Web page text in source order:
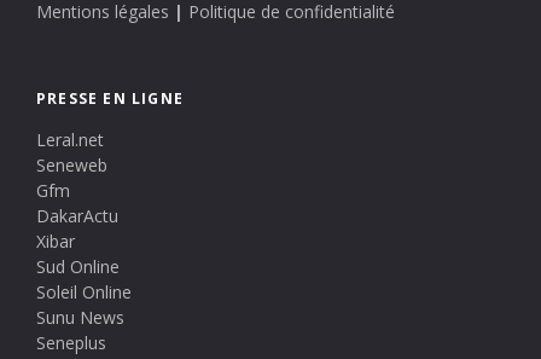
Mentions légales | Politique de confidentialité
PRESSE EN LIGNE
Leral.net
Seneweb
Gfm
DakarActu
Xibar
Sud Online
Soleil Online
Sunu News
Seneplus